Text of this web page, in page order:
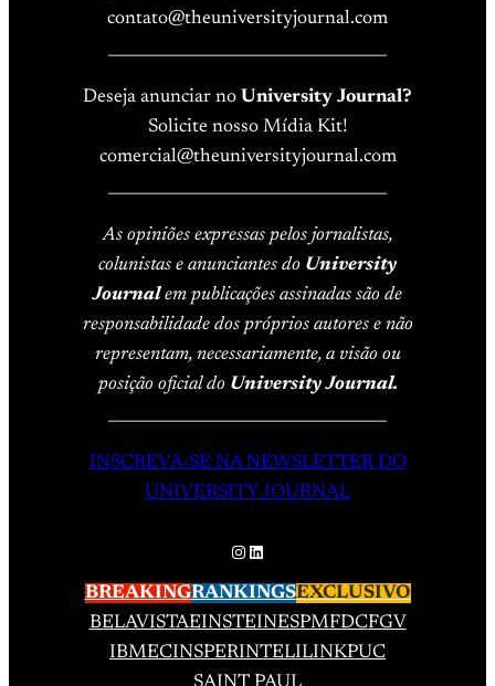
contato@theuniversityjournal.com
Deseja anunciar no University Journal?
Solicite nosso Mídia Kit!
comercial@theuniversityjournal.com
As opiniões expressas pelos jornalistas,
colunistas e anunciantes do University
Journalem publicações assinadas são de
responsabilidade dos próprios autores e não
representam, necessariamente, a visão ou
posição oficial do University Journal.
INSCREVA-SE NA NEWSLETTER DO
UNIVERSITY JOURNAL
Instagram
LinkedIn
BREAKINGRANKINGSEXCLUSIVO
BELAVISTAEINSTEINESPMFDCFGV
IBMECINSPERINTELILINKPUC